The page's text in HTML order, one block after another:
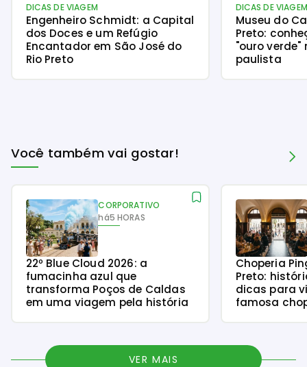
DICAS DE VIAGEM
Engenheiro Schmidt: a Capital
dos Doces e um Refúgio
Encantador em São José do
Rio Preto
DICAS DE VIAGEM
Museu do
Preto:
"ouro verde"
paulista
Você também vai gostar!
CORPORATIVO
há5 HORAS
22º Blue Cloud 2026: a
fumacinha azul que
transforma Poços de Caldas
em uma viagem pela história
Choperia
Preto:
dicas para
famosa
VER MAIS